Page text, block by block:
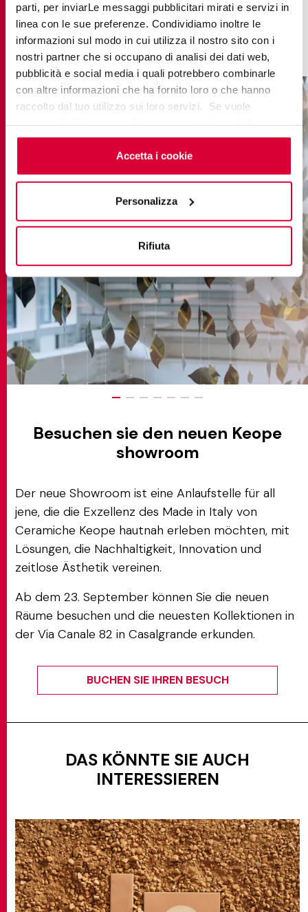
parti, per inviarLe messaggi pubblicitari mirati e servizi in
linea con le sue preferenze. Condividiamo inoltre le
informazioni sul modo in cui utilizza il nostro sito con i
nostri partner che si occupano di analisi dei dati web,
pubblicità e social media i quali potrebbero combinarle
con altre informazioni che ha fornito loro o che hanno
raccolto dal tuo utilizzo sui loro servizi. Se vuole
cookieclicchi qui. Il consenso può essere espresso
cliccando sul tasto “Accetta i cookie”. Se non vuole i
cookie di profilazione può negare il consenso sul tasto
Accetta i cookie
Personalizza
Rifiuta
empfangen, in der jedes Detail mit Sorgfalt
gestaltet ist, um ein einzigartiges Erlebnis der
Erkundung und Kreativität zu bieten.
Besuchen sie den neuen Keope
showroom
Der neue Showroom ist eine Anlaufstelle für all
jene, die die Exzellenz des Made in Italy von
Ceramiche Keope hautnah erleben möchten, mit
Lösungen, die Nachhaltigkeit, Innovation und
zeitlose Ästhetik vereinen.
Ab dem 23. September können Sie die neuen
Räume besuchen und die neuesten Kollektionen in
der Via Canale 82 in Casalgrande erkunden.
BUCHEN SIE IHREN BESUCH
DAS KÖNNTE SIE AUCH
INTERESSIEREN